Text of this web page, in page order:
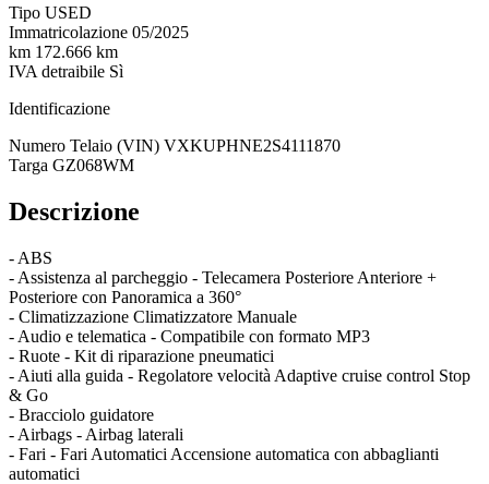
Tipo USED
Immatricolazione 05/2025
km 172.666 km
IVA detraibile Sì
Identificazione
Numero Telaio (VIN) VXKUPHNE2S4111870
Targa GZ068WM
Descrizione
- ABS
- Assistenza al parcheggio - Telecamera Posteriore Anteriore +
Posteriore con Panoramica a 360°
- Climatizzazione Climatizzatore Manuale
- Audio e telematica - Compatibile con formato MP3
- Ruote - Kit di riparazione pneumatici
- Aiuti alla guida - Regolatore velocità Adaptive cruise control Stop
& Go
- Bracciolo guidatore
- Airbags - Airbag laterali
- Fari - Fari Automatici Accensione automatica con abbaglianti
automatici